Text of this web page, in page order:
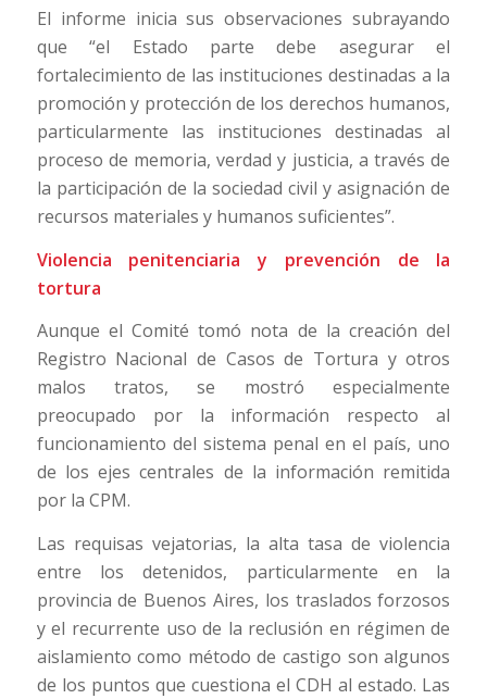
El informe inicia sus observaciones subrayando
que “el Estado parte debe asegurar el
fortalecimiento de las instituciones destinadas a la
promoción y protección de los derechos humanos,
particularmente las instituciones destinadas al
proceso de memoria, verdad y justicia, a través de
la participación de la sociedad civil y asignación de
recursos materiales y humanos suficientes”.
Violencia penitenciaria y prevención de la
tortura
Aunque el Comité tomó nota de la creación del
Registro Nacional de Casos de Tortura y otros
malos tratos, se mostró especialmente
preocupado por la información respecto al
funcionamiento del sistema penal en el país, uno
de los ejes centrales de la información remitida
por la CPM.
Las requisas vejatorias, la alta tasa de violencia
entre los detenidos, particularmente en la
provincia de Buenos Aires, los traslados forzosos
y el recurrente uso de la reclusión en régimen de
aislamiento como método de castigo son algunos
de los puntos que cuestiona el CDH al estado. Las